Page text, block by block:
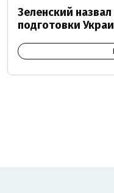
Зеленский
подготовки